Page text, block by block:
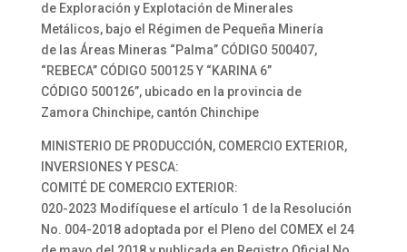
de Exploración y Explotación de Minerales
Metálicos, bajo el Régimen de Pequeña Minería
de las Áreas Mineras “Palma” CÓDIGO 500407,
“REBECA” CÓDIGO 500125 Y “KARINA 6”
CÓDIGO 500126”, ubicado en la provincia de
Zamora Chinchipe, cantón Chinchipe
MINISTERIO DE PRODUCCIÓN, COMERCIO EXTERIOR,
INVERSIONES Y PESCA:
COMITÉ DE COMERCIO EXTERIOR:
020-2023 Modifíquese el artículo 1 de la Resolución
No. 004-2018 adoptada por el Pleno del COMEX el 24